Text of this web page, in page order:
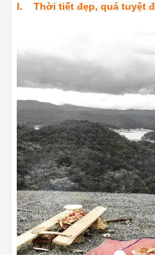
I. Thời tiết đẹp, quá tuyệt